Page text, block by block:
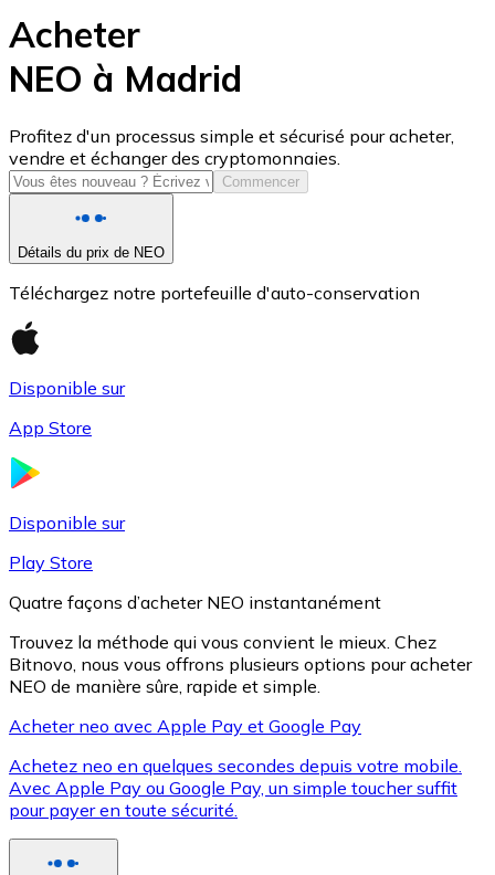
USD Coin
USDC
XRP
XRP
Acheter
NEO à Madrid
Profitez d'un processus simple et sécurisé pour acheter,
vendre et échanger des cryptomonnaies.
Commencer
Détails du prix de NEO
Téléchargez notre portefeuille d'auto-conservation
Disponible sur
App Store
Disponible sur
Play Store
Quatre façons d’acheter NEO instantanément
Trouvez la méthode qui vous convient le mieux. Chez
Bitnovo, nous vous offrons plusieurs options pour acheter
NEO de manière sûre, rapide et simple.
Acheter neo avec Apple Pay et Google Pay
Achetez neo en quelques secondes depuis votre mobile.
Avec Apple Pay ou Google Pay, un simple toucher suffit
pour payer en toute sécurité.